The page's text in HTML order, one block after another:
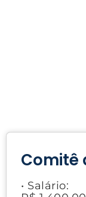
Comitê
• Salário: